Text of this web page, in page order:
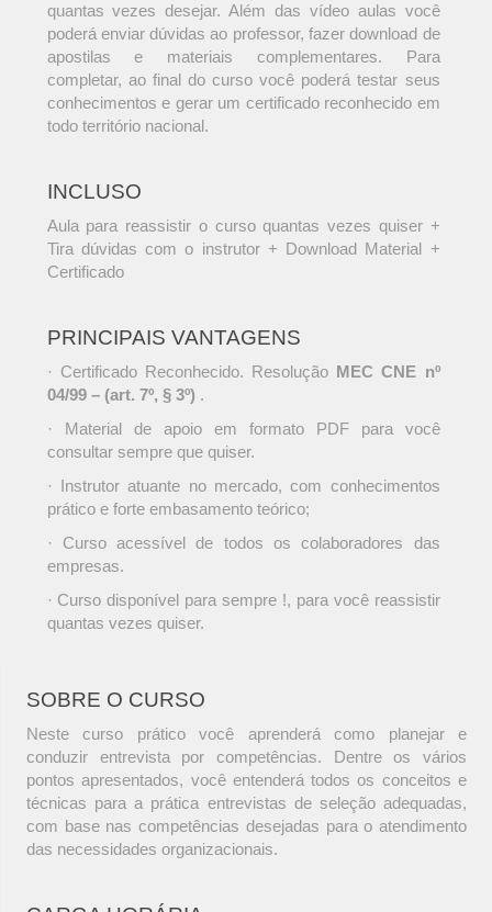
quantas vezes desejar. Além das vídeo aulas você
poderá enviar dúvidas ao professor, fazer download de
apostilas e materiais complementares. Para
completar, ao final do curso você poderá testar seus
conhecimentos e gerar um certificado reconhecido em
todo território nacional.
INCLUSO
Aula para reassistir o curso quantas vezes quiser +
Tira dúvidas com o instrutor + Download Material +
Certificado
PRINCIPAIS VANTAGENS
· Certificado Reconhecido. Resolução MEC CNE nº
04/99 – (art. 7º, § 3º) .
· Material de apoio em formato PDF para você
consultar sempre que quiser.
· Instrutor atuante no mercado, com conhecimentos
prático e forte embasamento teórico;
· Curso acessível de todos os colaboradores das
empresas.
· Curso disponível para sempre !, para você reassistir
quantas vezes quiser.
SOBRE O CURSO
Neste curso prático você aprenderá como planejar e
conduzir entrevista por competências. Dentre os vários
pontos apresentados, você entenderá todos os conceitos e
técnicas para a prática entrevistas de seleção adequadas,
com base nas competências desejadas para o atendimento
das necessidades organizacionais.